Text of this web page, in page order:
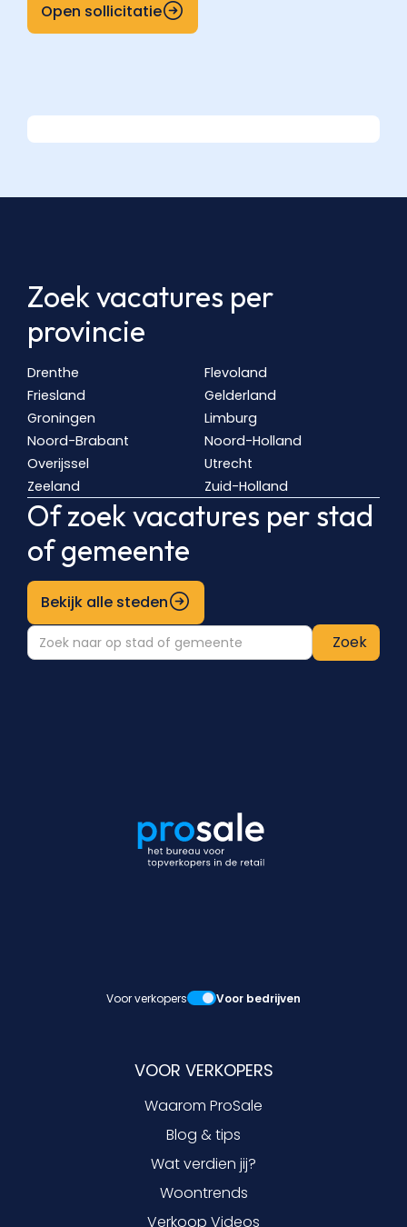
Open sollicitatie
Zoek vacatures per
provincie
Drenthe
Flevoland
Friesland
Gelderland
Groningen
Limburg
Noord-Brabant
Noord-Holland
Overijssel
Utrecht
Zeeland
Zuid-Holland
Of zoek vacatures per stad
of gemeente
Bekijk alle steden
Voor verkopers Voor bedrijven
VOOR VERKOPERS
Waarom ProSale
Blog & tips
Wat verdien jij?
Woontrends
Verkoop Videos